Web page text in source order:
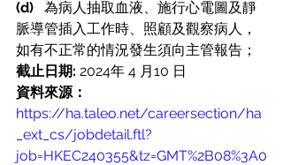
(d)
為病人抽取血液、施行心電圖及靜
脈導管插入工作時、照顧及觀察病人，
如有不正常的情況發生須向主管報告；
截止日期: 2024年 4 月10 日
資料來源：
https://ha.taleo.net/careersection/ha
_ext_cs/jobdetail.ftl?
job=HKEC240355&tz=GMT%2B08%3A0